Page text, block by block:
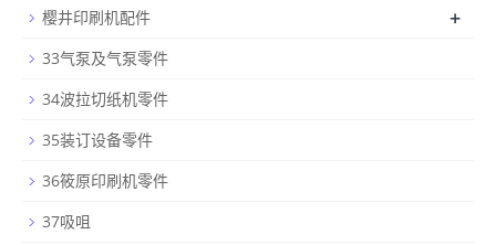
樱井印刷机配件 +
33气泵及气泵零件
34波拉切纸机零件
35装订设备零件
36筱原印刷机零件
37吸咀